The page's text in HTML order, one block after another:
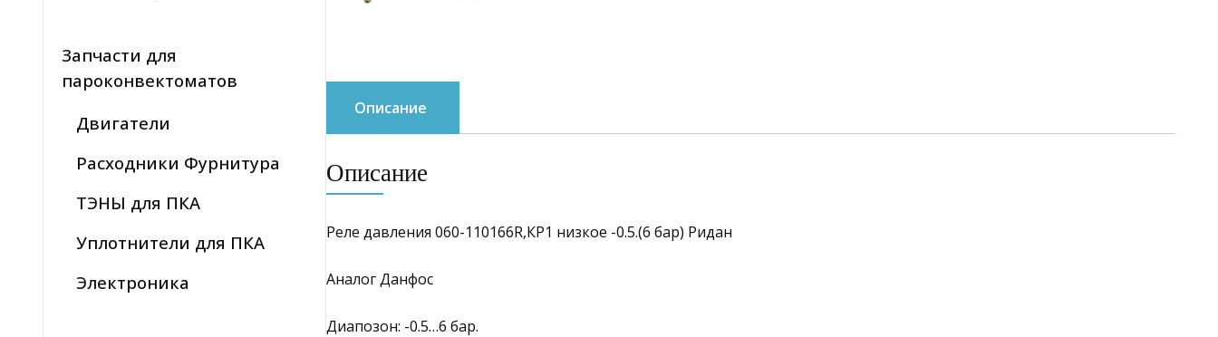
Описание
Описание
Реле давления 060-110166R,КР1 низкое -0.5.(6 бар) Ридан
Аналог Данфос
Диапозон: -0.5…6 бар.
Запчасти для
пароконвектоматов
Двигатели
Расходники Фурнитура
ТЭНЫ для ПКА
Уплотнители для ПКА
Электроника